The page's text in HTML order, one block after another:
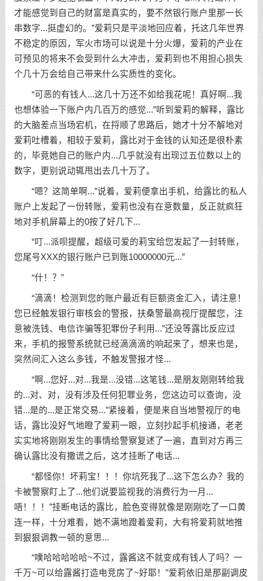
才能感觉到自己的财富是真实的，要不然银行账户里那一长
串数字...挺虚幻的。”爱莉只是平淡地回应着，托这几年世界
不稳定的原因，军火市场可以说是十分火爆，爱莉的产业在
可预见的将来不会受到什么大冲击，爱莉到也不用担心损失
个几十万会给自己带来什么实质性的变化。
“可恶的有钱人...这几十万还不如给我花呢！真好啊...我
也想体验一下账户内几百万的感觉...”听到爱莉的解释，露比
的大脑差点当场宕机，在捋顺了思路后，她才十分不解地对
爱莉吐槽着，相较于爱莉，露比对于金钱的认知还是很朴素
的，毕竟她自己的账户内...几乎就没有出现过五位数以上的
数字，更别说动辄甩出去几十万了。
“嗯？这简单啊...”说着，爱莉便拿出手机，给露比的私人
账户上发起了一份转账，爱莉也没有在意数量，反正就疯狂
地对手机屏幕上的0按了好几下...
“叮...派呗提醒，超级可爱的莉宝给您发起了一封转账，
您尾号XXX的银行账户已到账10000000元...”
“什！？”
“滴滴！检测到您的账户最近有巨额资金汇入，请注意！
您已经触发银行审核会的警报，扶桑警最高视厅提醒您，注
意被洗钱、电信诈骗等犯罪份子利用...”还没等露比反应过
来，手机的报警系统就已经滴滴滴的响起来了，想来也是，
突然间汇入这么多钱，不触发警报才怪...
“啊...您好...对...我是...没错...这笔钱...是朋友刚刚转给我
的...对、对，没有涉及任何犯罪业务，您这边可以查询，没
错...是的...是正常交易...”紧接着，便是来自当地警视厅的电
话，露比没好气地瞪了爱莉一眼，立刻抄起手机接通，老老
实实地将刚刚发生的事情给警察复述了一遍，直到对方再三
确认露比没有撒谎之后，这才挂断了电话...
“都怪你！坏莉宝！！！你坑死我了...这下怎么办？我的
卡被警察盯上了...他们说要监视我的消费行为一月...
唔！！！”挂断电话的露比，脸色变得就像是刚刚吃了一口黄
连一样，十分难看，她不满地蹬着爱莉，大有将爱莉就地推
到狠狠调教一顿的意思...
“噗哈哈哈哈哈~不过，露酱这不就变成有钱人了吗？一
千万~可以给露酱打造电竞房了~好耶！”爱莉依旧是那副调皮